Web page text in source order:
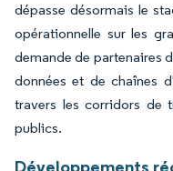
dépasse désormais le
opérationnelle sur les
demande de partenaires
données et de chaînes
travers les corridors de
publics.
Développements